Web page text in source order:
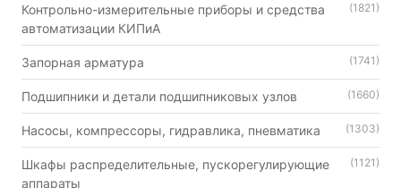
Контрольно-измерительные приборы и средства
автоматизации КИПиА
(1821)
Запорная арматура (1741)
Подшипники и детали подшипниковых узлов (1660)
Насосы, компрессоры, гидравлика, пневматика (1303)
Шкафы распределительные, пускорегулирующие
аппараты
(1121)